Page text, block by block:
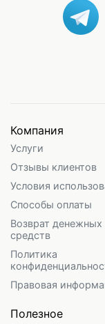
Компания
Услуги
Отзывы клиентов
Условия
Способы оплаты
Возврат денежных
средств
Политика
Правовая
Полезное